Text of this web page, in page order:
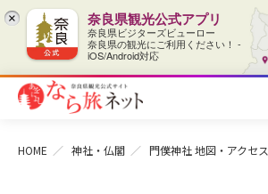
× 奈良県観光公式アプリ
奈良県ビジターズビューロー
奈良県の観光にご利用ください！ -
iOS/Android対応
HOME 神社・仏閣 門僕神社地図・アクセス